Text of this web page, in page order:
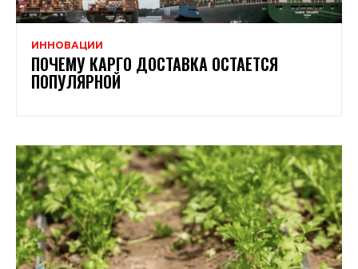
ИННОВАЦИИ
ПОЧЕМУ КАРГО ДОСТАВКА ОСТАЕТСЯ
ПОПУЛЯРНОЙ